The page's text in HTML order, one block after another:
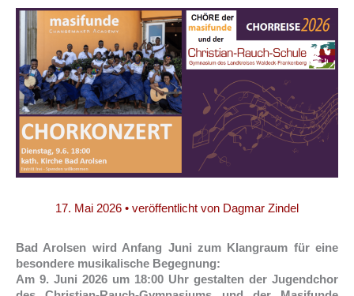
17. Mai 2026 • veröffentlicht von Dagmar Zindel
Bad Arolsen wird Anfang Juni zum Klangraum für eine
besondere musikalische Begegnung:
Am 9. Juni 2026 um 18:00 Uhr gestalten der Jugendchor